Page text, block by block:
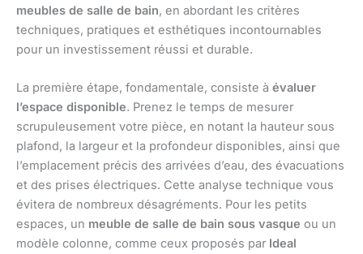
meubles de salle de bain, en abordant les critères
techniques, pratiques et esthétiques incontournables
pour un investissement réussi et durable.
La première étape, fondamentale, consiste à évaluer
l’espace disponible. Prenez le temps de mesurer
scrupuleusement votre pièce, en notant la hauteur sous
plafond, la largeur et la profondeur disponibles, ainsi que
l’emplacement précis des arrivées d’eau, des évacuations
et des prises électriques. Cette analyse technique vous
évitera de nombreux désagréments. Pour les petits
espaces, un meuble de salle de bain sous vasque ou un
modèle colonne, comme ceux proposés par Ideal